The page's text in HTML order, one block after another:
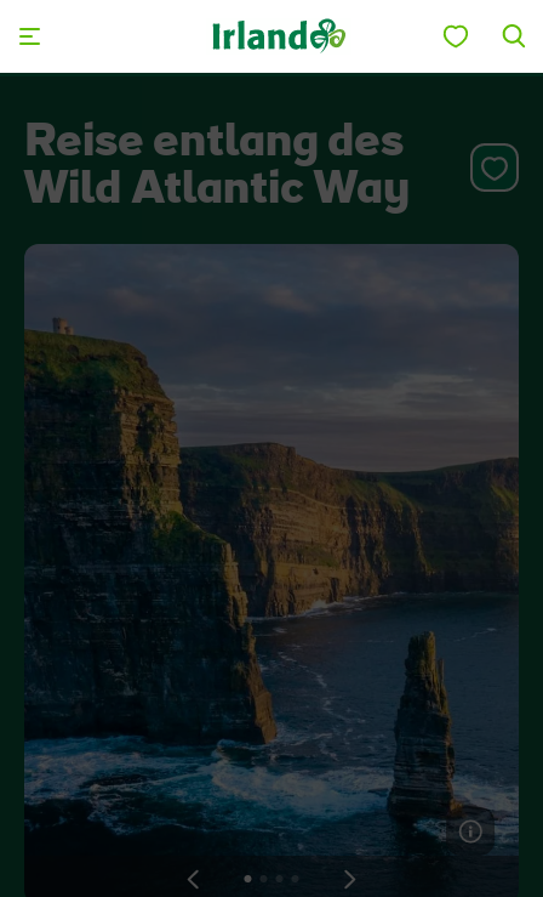
Like
Der Blarney Stone im
Game of Thrones
Studiotour
Reise entlang des
Wild Atlantic Way
ViewView
ViewView